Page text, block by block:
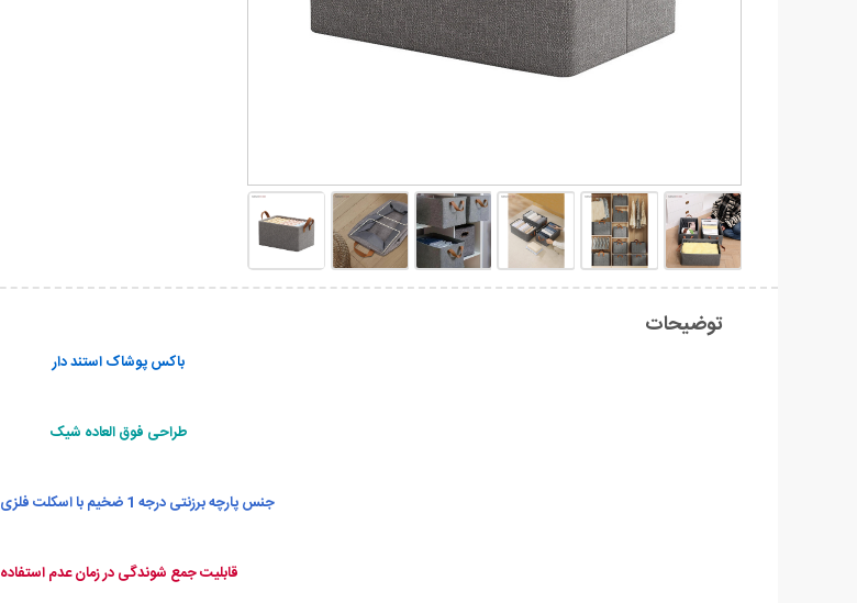
توضیحات
باکس پوشاک استند دار
طراحی فوق العاده شیک
جنس پارچه برزنتی درجه 1 ضخیم با اسکلت فلزی محکم
قابلیت جمع شوندگی در زمان عدم استفاده